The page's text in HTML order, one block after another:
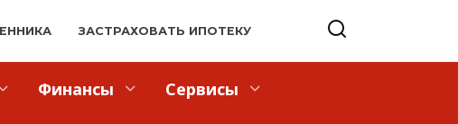
ЗАСТРАХОВАТЬ ИПОТЕКУ
Финансы Сервисы